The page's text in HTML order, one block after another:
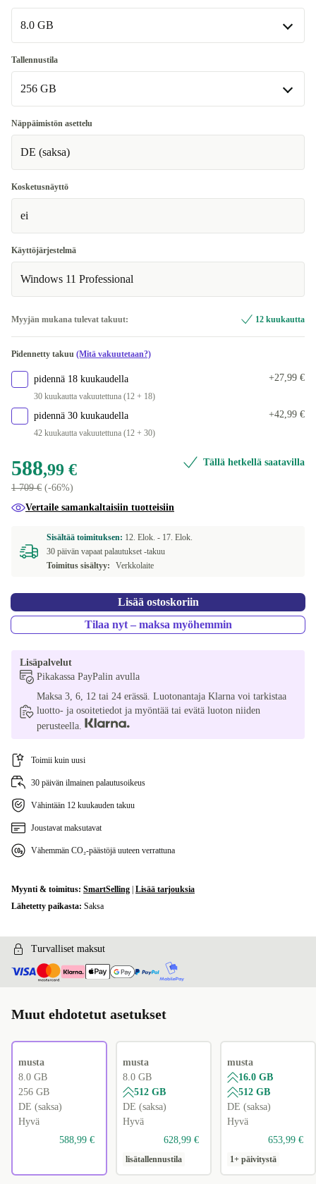
Erittäin hyvä +50 €
Erinomainen
8.0 GB
8.0 GB
Saatavilla muissa konfiguraatioissa
16.0 GB
Tallennustila
256 GB
256 GB
512 GB
1000 GB
Näppäimistön asettelu
DE (saksa)
Kosketusnäyttö
ei
Käyttöjärjestelmä
Windows 11 Professional
Myyjän mukana tulevat takuut: 12 kuukautta
Pidennetty takuu (Mitä vakuutetaan?)
pidennä 18 kuukaudella
30 kuukautta vakuutettuna (12 + 18)
+27,99 €
pidennä 30 kuukaudella
42 kuukautta vakuutettuna (12 + 30)
+42,99 €
588,99 €
1 709 € (-66%)
Tällä hetkellä saatavilla
Vertaile samankaltaisiin tuotteisiin
Sisältää toimituksen: 12. Elok. - 17. Elok.
30 päivän vapaat palautukset -takuu
Toimitus sisältyy:
Verkkolaite
Lisää ostoskoriin
Tilaa nyt – maksa myöhemmin
Lisäpalvelut
Pikakassa PayPalin avulla
Maksa 3, 6, 12 tai 24 erässä. Luotonantaja Klarna voi tarkistaa
luotto- ja osoitetiedot ja myöntää tai evätä luoton niiden
perusteella.
Toimii kuin uusi
30 päivän ilmainen palautusoikeus
Vähintään 12 kuukauden takuu
Joustavat maksutavat
Vähemmän CO₂-päästöjä uuteen verrattuna
Myynti & toimitus: SmartSelling Lisää tarjouksia
Lähetetty paikasta: Saksa
Turvalliset maksut
Muut ehdotetut asetukset
musta
8.0 GB
256 GB
DE (saksa)
Hyvä
588,99 €
musta
8.0 GB
512 GB
DE (saksa)
Hyvä
628,99 €
lisätallennustila
musta
16.0 GB
512 GB
DE (saksa)
Hyvä
653,99 €
1+ päivitystä